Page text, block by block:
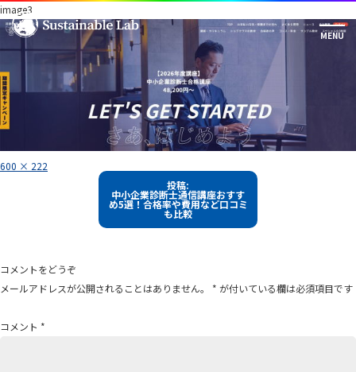
image3
フ
ル
600 × 222
ー
シ
ン
投稿:
中小企業診断士通信講座おすす
め5選！合格率や費用など口コミ
も比較
コメントをどうぞ
メールアドレスが公開されることはありません。
* が付いている欄は必須項目です
コメント *